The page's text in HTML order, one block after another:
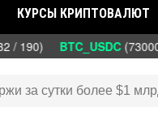
КУРСЫ КРИПТОВАЛЮТ
/ 190) BTC_USDC(73000
за сутки более $1